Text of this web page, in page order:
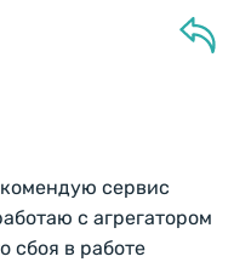
сервис
с агрегатором
сбоя в работе